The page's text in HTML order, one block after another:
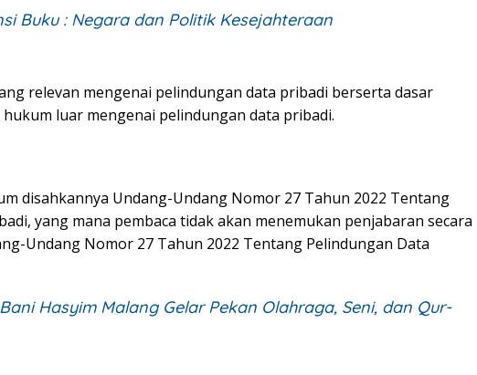
Buku : Negara dan Politik Kesejahteraan
relevan mengenai pelindungan data pribadi berserta dasar
luar mengenai pelindungan data pribadi.
disahkannya Undang-Undang Nomor 27 Tahun 2022 Tentang
yang mana pembaca tidak akan menemukan penjabaran secara
Undang Nomor 27 Tahun 2022 Tentang Pelindungan Data
Hasyim Malang Gelar Pekan Olahraga, Seni, dan Qur-